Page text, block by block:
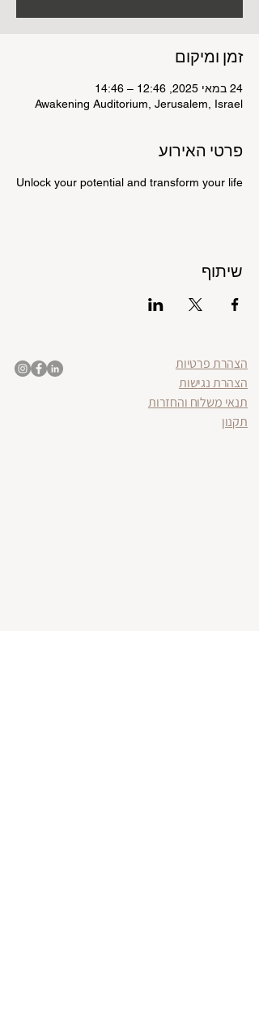
זמן ומיקום
24 במאי 2025, 12:46 – 14:46
Awakening Auditorium, Jerusalem, Israel
פרטי האירוע
Unlock your potential and transform your life
שיתוף
הצהרת פרטיות
הצהרת נגישות
תנאי משלוח והחזרות
תקנון